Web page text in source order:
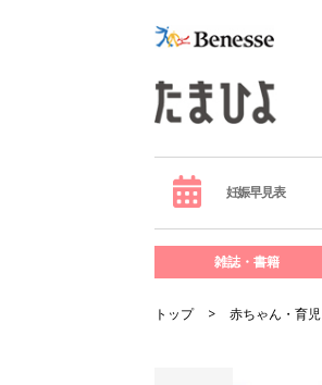
妊娠早見表
雑誌・書籍
トップ 赤ちゃん・育児